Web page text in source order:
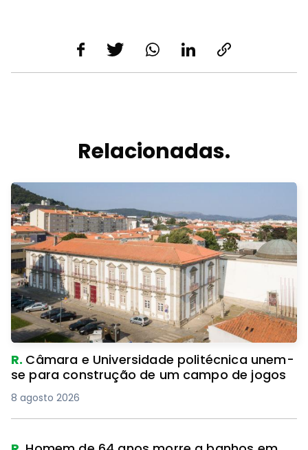
Relacionadas.
R. Câmara e Universidade politécnica unem-
se para construção de um campo de jogos
8 agosto 2026